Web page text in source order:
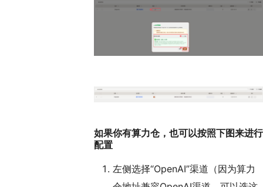
如果你有算力仓，也可以按照下图来进行
配置
左侧选择“OpenAI”渠道（因为算力